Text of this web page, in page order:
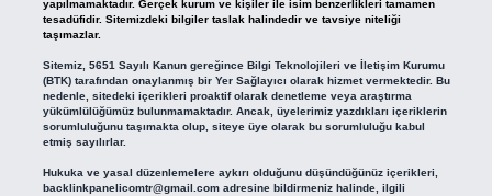
yapılmamaktadır. Gerçek kurum ve kişiler ile isim benzerlikleri tamamen
tesadüfidir. Sitemizdeki bilgiler taslak halindedir ve tavsiye niteliği
taşımazlar.
Sitemiz, 5651 Sayılı Kanun gereğince Bilgi Teknolojileri ve İletişim Kurumu
(BTK) tarafından onaylanmış bir Yer Sağlayıcı olarak hizmet vermektedir. Bu
nedenle, sitedeki içerikleri proaktif olarak denetleme veya araştırma
yükümlülüğümüz bulunmamaktadır. Ancak, üyelerimiz yazdıkları içeriklerin
sorumluluğunu taşımakta olup, siteye üye olarak bu sorumluluğu kabul
etmiş sayılırlar.
Hukuka ve yasal düzenlemelere aykırı olduğunu düşündüğünüz içerikleri,
backlinkpanelicomtr@gmail.comadresine bildirmeniz halinde, ilgili